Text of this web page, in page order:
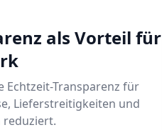
mit digitalen
als Vorteil für
Echtzeit-Transparenz für
Lieferstreitigkeiten und
reduziert.